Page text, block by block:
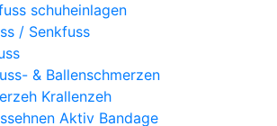
schuheinlagen
/ Senkfuss
& Ballenschmerzen
Krallenzeh
Aktiv Bandage